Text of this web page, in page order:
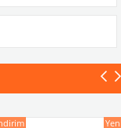
Yeni